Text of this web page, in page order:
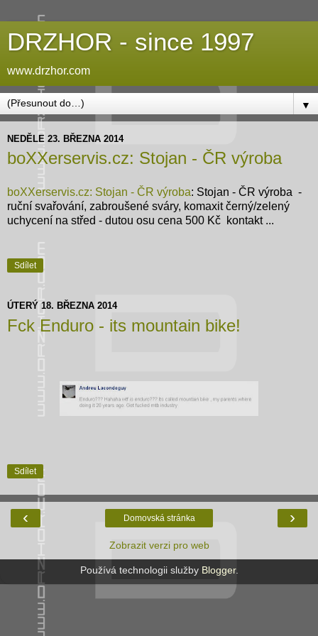
DRZHOR - since 1997
www.drzhor.com
▼
NEDĚLE 23. BŘEZNA 2014
boXXerservis.cz: Stojan - ČR výroba
boXXerservis.cz: Stojan - ČR výroba: Stojan - ČR výroba -
ruční svařování, zabroušené sváry, komaxit černý/zelený
uchycení na střed - dutou osu cena 500 Kč kontakt ...
Sdílet
ÚTERÝ 18. BŘEZNA 2014
Fck Enduro - its mountain bike!
Sdílet
‹ ›
Domovská stránka
Zobrazit verzi pro web
Používá technologii služby Blogger.